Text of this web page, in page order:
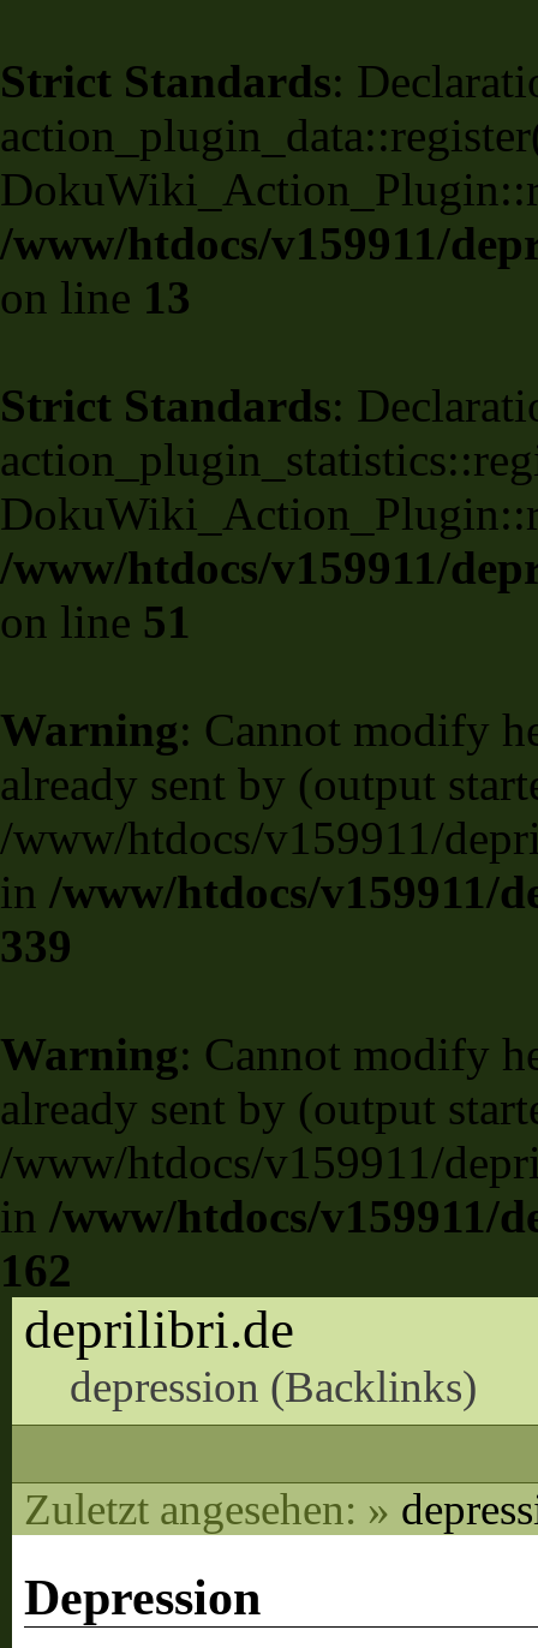
Strict Standards:
/www/htdocs/v159911/
on line 13
Strict Standards:
/www/htdocs/v159911/
on line 51
Warning: Cannot modify
already sent by (output
/www/htdocs/v159911/
in /www/htdocs/
339
Warning: Cannot modify
already sent by (output
/www/htdocs/v159911/
in /www/htdocs/v159911/
162
deprilibri.de
depression (Backlinks)
Zuletzt angesehen: »
Depression